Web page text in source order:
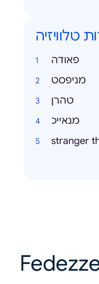
טלוויזיה
פאודה
מניפסט
טהרן
מנאייכ
stranger